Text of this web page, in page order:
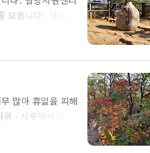
릅니다. 제비봉
걸어가서 차를
시작하여 제비봉
터 앞에는 약 15
많아 휴일을 피해
- 시루떡바위 -
이 많이 찾는 성